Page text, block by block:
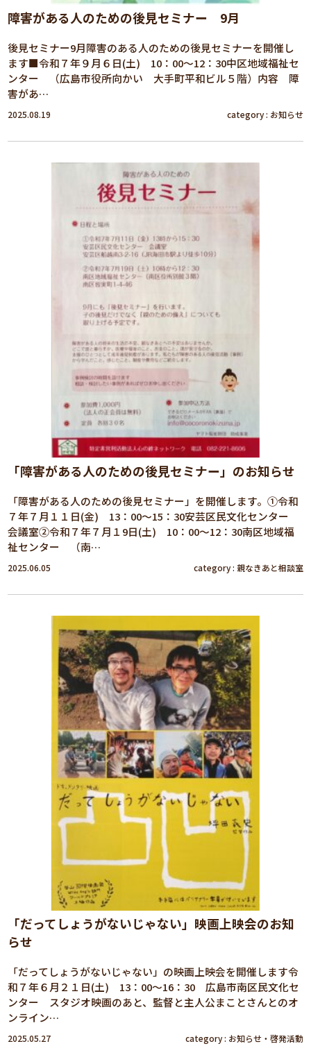
障害がある人のための後見セミナー 9月
後見セミナー9月障害のある人のための後見セミナーを開催し
ます■令和７年９月６日(土) 10：00～12：30中区地域福祉セ
ンター （広島市役所向かい 大手町平和ビル５階）内容 障
害があ…
2025.08.19 category : お知らせ
「障害がある人のための後見セミナー」のお知らせ
「障害がある人のための後見セミナー」を開催します。①令和
７年７月１１日(金) 13：00～15：30安芸区民文化センター
会議室②令和７年７月１9日(土) 10：00～12：30南区地域福
祉センター （南…
2025.06.05 category : 親なきあと相談室
「だってしょうがないじゃない」映画上映会のお知
らせ
「だってしょうがないじゃない」の映画上映会を開催します令
和７年６月２１日(土) 13：00～16：30 広島市南区民文化セ
ンター スタジオ映画のあと、監督と主人公まことさんとのオ
ンライン…
2025.05.27 category : お知らせ・ 啓発活動